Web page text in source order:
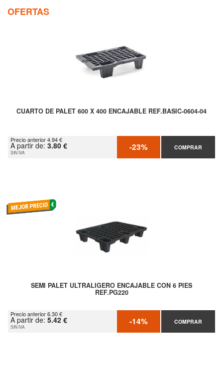
OFERTAS
CUARTO DE PALET 600 X 400 ENCAJABLE REF.BASIC-0604-04
Precio anterior 4.94 €
A partir de: 3.80 €
SIN IVA -23% COMPRAR
SEMI PALET ULTRALIGERO ENCAJABLE CON 6 PIES
REF.PG220
Precio anterior 6.30 €
A partir de: 5.42 €
SIN IVA -14% COMPRAR